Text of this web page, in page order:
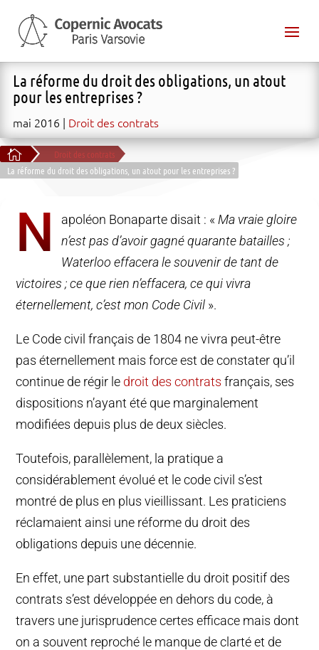
La réforme du droit des obligations, un atout
pour les entreprises ?
mai 2016 Droit des contrats

Droit des contrats
La réforme du droit des obligations, un atout pour les entreprises ?
N apoléon Bonaparte disait : « Ma vraie gloire
n’est pas d’avoir gagné quarante batailles ;
Waterloo effacera le souvenir de tant de
victoires ; ce que rien n’effacera, ce qui vivra
éternellement, c’est mon Code Civil ».
Le Code civil français de 1804 ne vivra peut-être
pas éternellement mais force est de constater qu’il
continue de régir le droit des contrats français, ses
dispositions n’ayant été que marginalement
modifiées depuis plus de deux siècles.
Toutefois, parallèlement, la pratique a
considérablement évolué et le code civil s’est
montré de plus en plus vieillissant. Les praticiens
réclamaient ainsi une réforme du droit des
obligations depuis une décennie.
En effet, une part substantielle du droit positif des
contrats s’est développée en dehors du code, à
travers une jurisprudence certes efficace mais dont
on a souvent reproché le manque de clarté et de